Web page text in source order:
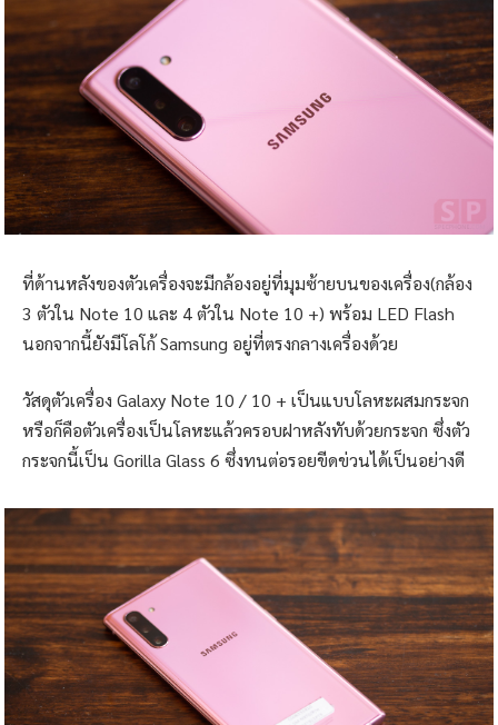
ที่ด้านหลังของตัวเครื่องจะมีกล้องอยู่ที่มุมซ้ายบนของเครื่อง(กล้อง
3 ตัวใน Note 10 และ 4 ตัวใน Note 10 +) พร้อม LED Flash
นอกจากนี้ยังมีโลโก้ Samsung อยู่ที่ตรงกลางเครื่องด้วย
วัสดุตัวเครื่อง Galaxy Note 10 / 10 + เป็นแบบโลหะผสมกระจก
หรือก็คือตัวเครื่องเป็นโลหะแล้วครอบฝาหลังทับด้วยกระจก ซึ่งตัว
กระจกนี้เป็น Gorilla Glass 6 ซึ่งทนต่อรอยขีดข่วนได้เป็นอย่างดี